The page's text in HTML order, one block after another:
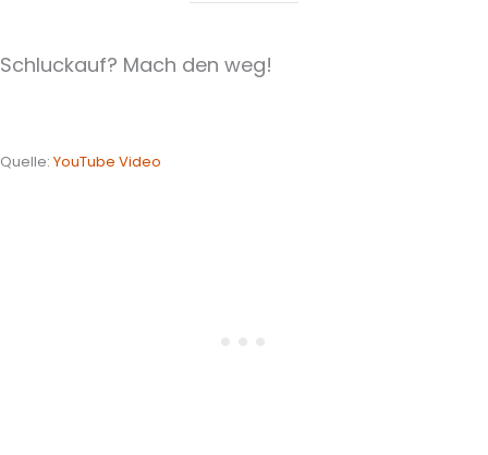
Schluckauf? Mach den weg!
Quelle: YouTube Video